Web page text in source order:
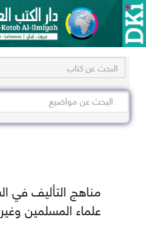
مناهج التأليف في
علماء المسلمين